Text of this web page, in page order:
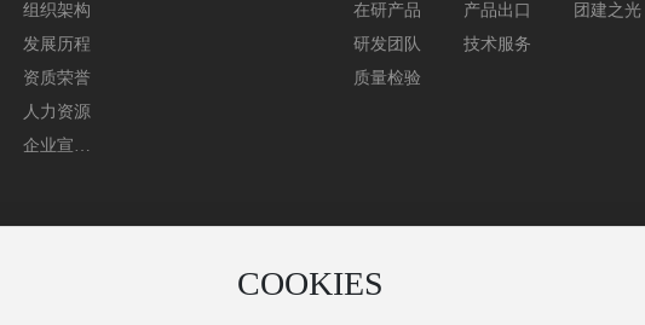
组织架构
发展历程
资质荣誉
人力资源
企业宣传
在研产品
研发团队
质量检验
客户
产品出口
技术服务
团建之光
COOKIES